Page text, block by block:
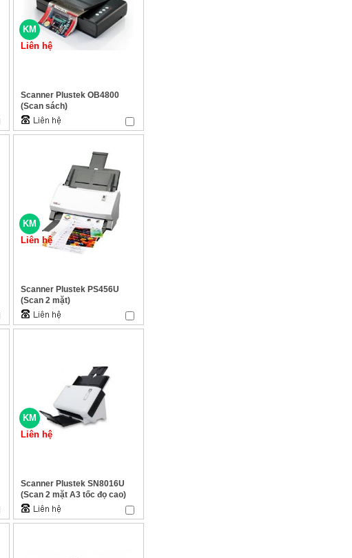
KM
Liên hệ
Scanner Plustek OB4800
(Scan sách)
KM
Liên hệ
Scanner Plustek PS456U
(Scan 2 mặt)
KM
Liên hệ
Scanner Plustek SN8016U
(Scan 2 mặt A3 tốc đọ cao)